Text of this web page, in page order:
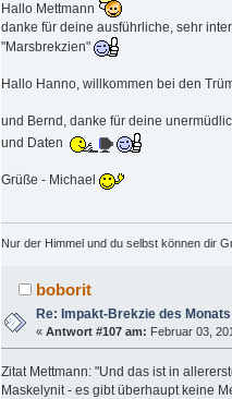
Hallo Mettmann
danke für deine ausführliche, sehr
"Marsbrekzien"
Hallo Hanno, willkommen bei den
und Bernd, danke für deine
und Daten
Grüße - Michael
Nur der Himmel und du selbst können dir
boborit
Re: Impakt-Brekzie des
«Antwort #107 am: Februar 03,
Zitat Mettmann: "Und das ist in
Maskelynit - es gibt überhaupt keine